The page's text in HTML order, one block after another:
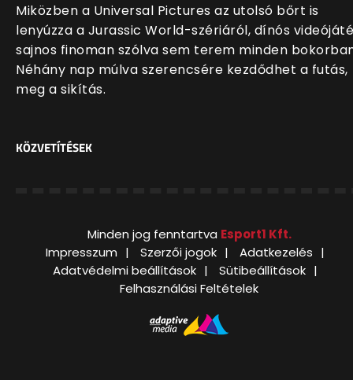
Miközben a Universal Pictures az utolsó bőrt is
lenyúzza a Jurassic World-szériáról, dínós
sajnos finoman szólva sem terem minden
Néhány nap múlva szerencsére kezdődhet a futás,
meg a sikítás.
KÖZVETÍTÉSEK
Minden jog fenntartva Esport1 Kft.
Impresszum
Szerzői jogok
Adatkezelés
Adatvédelmi beállítások
Sütibeállítások
Felhasználási Feltételek